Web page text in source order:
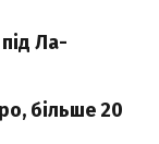
Ла-
більше 20